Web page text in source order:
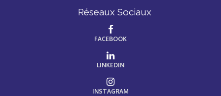
Réseaux Sociaux
FACEBOOK
LINKEDIN
INSTAGRAM